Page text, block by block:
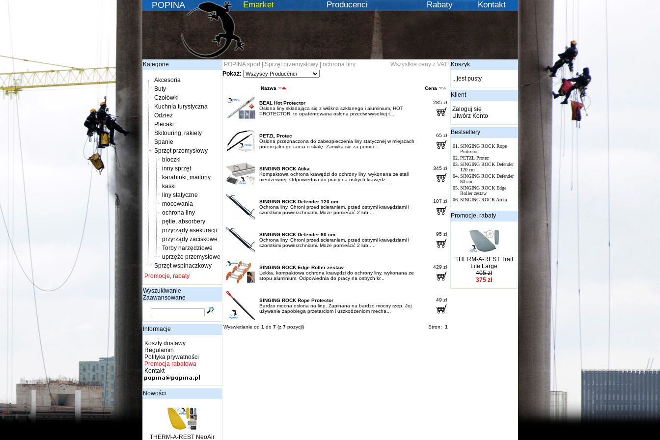
POPINA Emarket Producenci Rabaty Kontakt
Kategorie
Akcesoria
Buty
Czołówki
Kuchnia turystyczna
Odzież
Plecaki
Skitouring, rakiety
Spanie
Sprzęt przemysłowy
bloczki
inny sprzęt
karabinki, mailony
kaski
liny statyczne
mocowania
ochrona liny
pętle, absorbery
przyrządy asekuracji
przyrządy zaciskowe
Torby narzędziowe
uprzęże przemysłowe
Sprzęt wspinaczkowy
Promocje, rabaty
Wyszukiwanie
Zaawansowane
Informacje
Koszty dostawy
Regulamin
Polityka prywatności
Promocja rabatowa
Kontakt
Nowości
THERM-A-REST NeoAir
POPINA sport| Sprzęt przemysłowy| ochrona liny
Wszystkie ceny z VAT!
Pokaż:
Nazwa Cena
BEAL Hot Protector
Osłona liny składająca się z włókna szklanego i aluminium, HOT
PROTECTOR, to opatentowana osłona przeciw wysokiej t...
285 zł
PETZL Protec
Osłona przeznaczona do zabezpieczenia liny statycznej w miejscach
potencjalnego tarcia o skałę. Zamyka się za pomoc...
65 zł
SINGING ROCK Atika
Kompaktowa ochrona krawędzi do ochrony liny, wykonana ze stałi
nierdzewnej. Odpowiednia do pracy na ostrych krawędz...
345 zł
SINGING ROCK Defender 120 cm
Ochrona liny. Chroni przed ścieraniem, przed ostrymi krawędziami i
szorstkimi powierzchniami. Może pomieścić 2 lub ...
107 zł
SINGING ROCK Defender 80 cm
Ochrona liny. Chroni przed ścieraniem, przed ostrymi krawędziami i
szorstkimi powierzchniami. Może pomieścić 2 lub ...
95 zł
SINGING ROCK Edge Roller zestaw
Lekka, kompaktowa ochrona krawędzi do ochrony liny, wykonana ze
stopu aluminium. Odpowiednia do pracy na ostrych kr...
429 zł
SINGING ROCK Rope Protector
Bardzo mocna osłona na linę. Zapinana na bardzo mocny rzep. Jej
używanie zapobiega przetarciom i uszkodzeniom mecha...
49 zł
Wyswietlanie od 1 do 7(z 7pozycji) Stron: 1
Koszyk
...jest pusty
Klient
Zaloguj się
Utwórz Konto
Bestsellery
01.
SINGING ROCK Rope
Protector
02. PETZL Protec
03. SINGING ROCK Defender
120 cm
04. SINGING ROCK Defender
80 cm
05. SINGING ROCK Edge
Roller zestaw
06. SINGING ROCK Atika
Promocje, rabaty
THERM-A-REST Trail
Lite Large
405 zł
375 zł